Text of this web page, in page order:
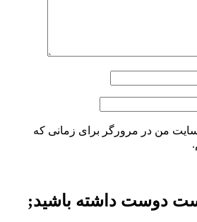
من در مرورگر برای زمانی که
دوست داشته باشید;